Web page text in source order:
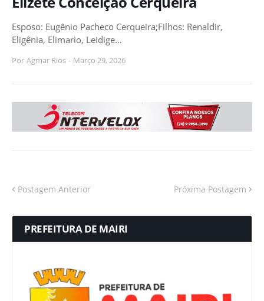
Esposo: Eugênio Pacheco Cerqueira;Filhos: Renaldir,
Eligênia, Elimario, Leidige…
Por Agmar Rios - Março 29, 2026
Postagem Anterior Próxima Postagem
PREFEITURA DE MAIRI